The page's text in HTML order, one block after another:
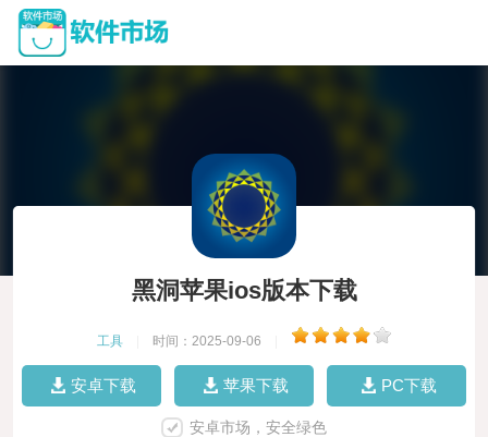
黑洞苹果ios版本下载
工具 时间：2025-09-06
安卓下载 苹果下载 PC下载
安卓市场，安全绿色